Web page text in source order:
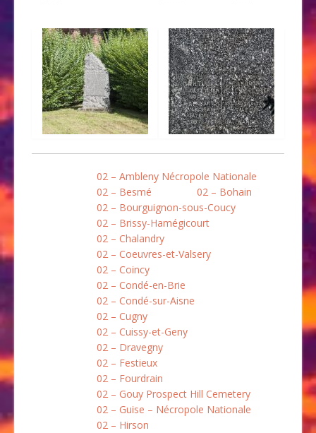
02 – Ambleny Nécropole Nationale
02 – Besmé
02 – Bohain
02 – Bourguignon-sous-Coucy
02 – Brissy-Hamégicourt
02 – Chalandry
02 – Coeuvres-et-Valsery
02 – Coincy
02 – Condé-en-Brie
02 – Condé-sur-Aisne
02 – Cugny
02 – Cuissy-et-Geny
02 – Dravegny
02 – Festieux
02 – Fourdrain
02 – Gouy Prospect Hill Cemetery
02 – Guise – Nécropole Nationale
02 – Hirson